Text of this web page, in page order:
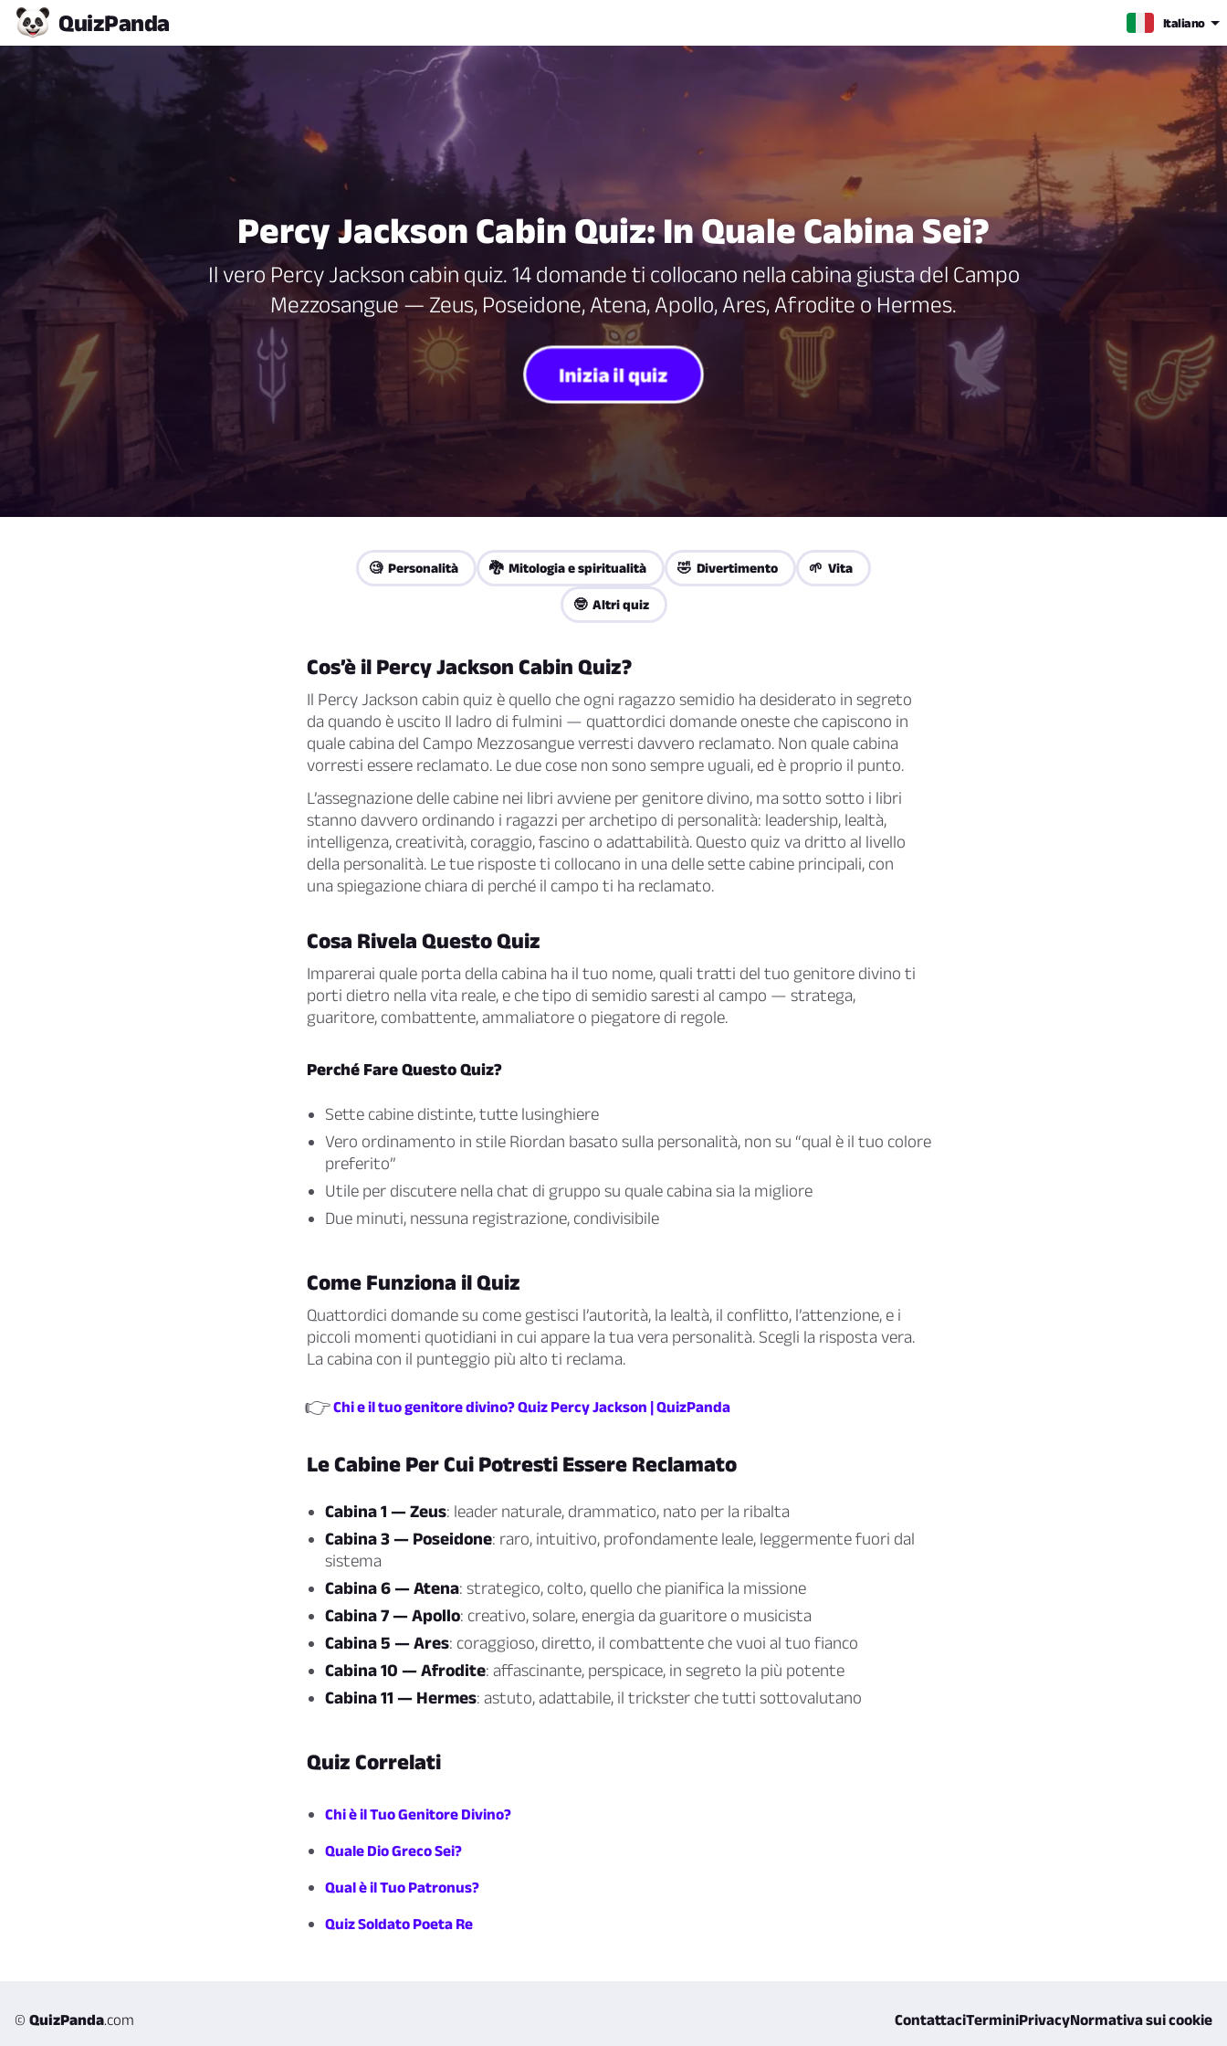
QuizPanda Italiano
Percy Jackson Cabin Quiz: In Quale Cabina Sei?
Il vero Percy Jackson cabin quiz. 14 domande ti collocano nella cabina giusta del Campo
Mezzosangue — Zeus, Poseidone, Atena, Apollo, Ares, Afrodite o Hermes.
Inizia il quiz
🧐 Personalità 🐉 Mitologia e spiritualità 🤣 Divertimento 🌱 Vita
🤓 Altri quiz
Cos’è il Percy Jackson Cabin Quiz?
Il Percy Jackson cabin quiz è quello che ogni ragazzo semidio ha desiderato in segreto
da quando è uscito Il ladro di fulmini — quattordici domande oneste che capiscono in
quale cabina del Campo Mezzosangue verresti davvero reclamato. Non quale cabina
vorresti essere reclamato. Le due cose non sono sempre uguali, ed è proprio il punto.
L’assegnazione delle cabine nei libri avviene per genitore divino, ma sotto sotto i libri
stanno davvero ordinando i ragazzi per archetipo di personalità: leadership, lealtà,
intelligenza, creatività, coraggio, fascino o adattabilità. Questo quiz va dritto al livello
della personalità. Le tue risposte ti collocano in una delle sette cabine principali, con
una spiegazione chiara di perché il campo ti ha reclamato.
Cosa Rivela Questo Quiz
Imparerai quale porta della cabina ha il tuo nome, quali tratti del tuo genitore divino ti
porti dietro nella vita reale, e che tipo di semidio saresti al campo — stratega,
guaritore, combattente, ammaliatore o piegatore di regole.
Perché Fare Questo Quiz?
Sette cabine distinte, tutte lusinghiere
Vero ordinamento in stile Riordan basato sulla personalità, non su “qual è il tuo colore
preferito”
Utile per discutere nella chat di gruppo su quale cabina sia la migliore
Due minuti, nessuna registrazione, condivisibile
Come Funziona il Quiz
Quattordici domande su come gestisci l’autorità, la lealtà, il conflitto, l’attenzione, e i
piccoli momenti quotidiani in cui appare la tua vera personalità. Scegli la risposta vera.
La cabina con il punteggio più alto ti reclama.
👉Chi e il tuo genitore divino? Quiz Percy Jackson | QuizPanda
Le Cabine Per Cui Potresti Essere Reclamato
Cabina 1 — Zeus: leader naturale, drammatico, nato per la ribalta
Cabina 3 — Poseidone: raro, intuitivo, profondamente leale, leggermente fuori dal
sistema
Cabina 6 — Atena: strategico, colto, quello che pianifica la missione
Cabina 7 — Apollo: creativo, solare, energia da guaritore o musicista
Cabina 5 — Ares: coraggioso, diretto, il combattente che vuoi al tuo fianco
Cabina 10 — Afrodite: affascinante, perspicace, in segreto la più potente
Cabina 11 — Hermes: astuto, adattabile, il trickster che tutti sottovalutano
Quiz Correlati
Chi è il Tuo Genitore Divino?
Quale Dio Greco Sei?
Qual è il Tuo Patronus?
Quiz Soldato Poeta Re
© QuizPanda.com ContattaciTerminiPrivacyNormativa sui cookie